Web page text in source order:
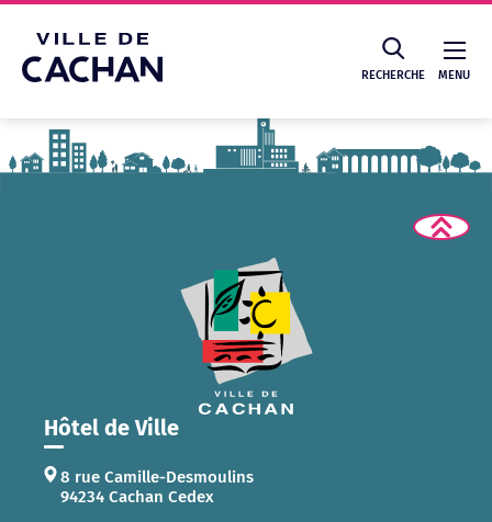
RECHERCHE MENU
Recherche
Hôtel de Ville
8 rue Camille-Desmoulins
94234 Cachan Cedex
Cookies management panel